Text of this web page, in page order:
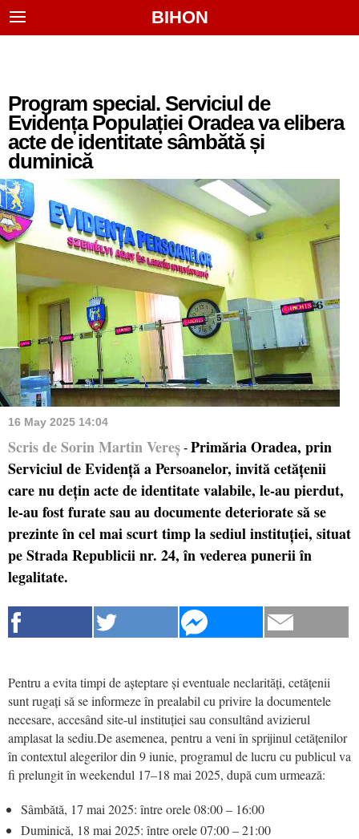
BIHON
Program special. Serviciul de
Evidența Populației Oradea va elibera
acte de identitate sâmbătă și
duminică
16 May 2025 14:04
Scris de Sorin Martin Vereș - Primăria Oradea, prin
Serviciul de Evidență a Persoanelor, invită cetățenii
care nu dețin acte de identitate valabile, le-au pierdut,
le-au fost furate sau au documente deteriorate să se
prezinte în cel mai scurt timp la sediul instituției, situat
pe Strada Republicii nr. 24, în vederea punerii în
legalitate.
Pentru a evita timpi de așteptare și eventuale neclarități, cetățenii
sunt rugați să se informeze în prealabil cu privire la documentele
necesare, accesând site-ul instituției sau consultând avizierul
amplasat la sediu.De asemenea, pentru a veni în sprijinul cetățenilor
în contextul alegerilor din 9 iunie, programul de lucru cu publicul va
fi prelungit în weekendul 17–18 mai 2025, după cum urmează:
Sâmbătă, 17 mai 2025: între orele 08:00 – 16:00
Duminică, 18 mai 2025: între orele 07:00 – 21:00